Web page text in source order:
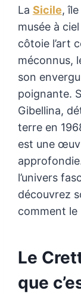
La Sicile,
musée à
côtoie l’art
méconnus,
son
poignante.
Gibellina,
terre en
est une
l’univers
découvrez
comment le
Le
que